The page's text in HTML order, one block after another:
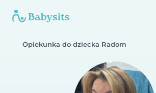
Opiekunka do dziecka Radom